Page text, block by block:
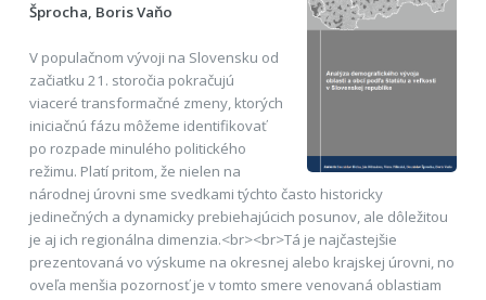
Šprocha, Boris Vaňo
V populačnom vývoji na Slovensku od
začiatku 21. storočia pokračujú
viaceré transformačné zmeny, ktorých
iniciačnú fázu môžeme identifikovať
po rozpade minulého politického
režimu. Platí pritom, že nielen na
národnej úrovni sme svedkami týchto často historicky
jedinečných a dynamicky prebiehajúcich posunov, ale dôležitou
je aj ich regionálna dimenzia.<br><br>Tá je najčastejšie
prezentovaná vo výskume na okresnej alebo krajskej úrovni, no
oveľa menšia pozornosť je v tomto smere venovaná oblastiam